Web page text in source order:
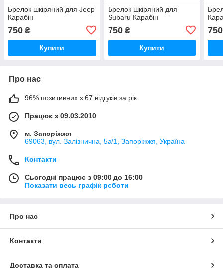
Брелок шкіряний для Jeep
Карабін
750 ₴
Купити
Брелок шкіряний для
Subaru Карабін
750₴
Купити
750
Про нас
96% позитивних з 67 відгуків за рік
Працює з 09.03.2010
м. Запоріжжя
69063, вул. Залізнична, 5а/1, Запоріжжя, Україна
Контакти
Сьогодні працює з 09:00 до 16:00
Показати весь графік роботи
Про нас
Контакти
Доставка та оплата